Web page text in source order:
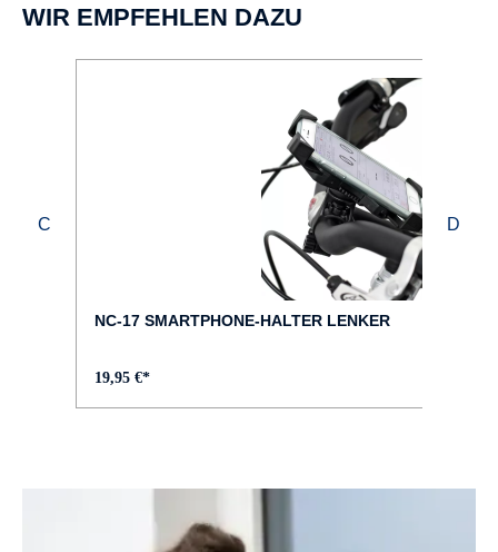
Scheibenbremse hydr.
FELGEN :
Aluminium, Hohlkammer, geöst
WIR EMPFEHLEN DAZU
NC-17 SMARTPHONE-HALTER LENKER
19,95 €*